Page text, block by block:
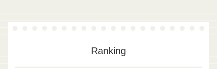
Ranking